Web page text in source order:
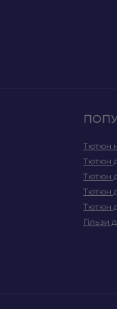
Тютюн
Тютюн
Тютюн
Тютюн
Тютюн
Гільзи